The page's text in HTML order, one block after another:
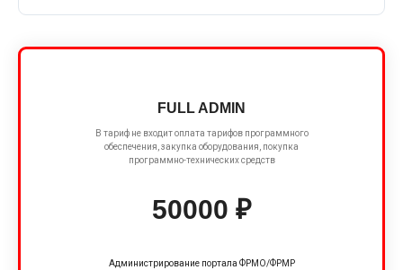
FULL ADMIN
В тариф не входит оплата тарифов программного
обеспечения, закупка оборудования, покупка
программно-технических средств
50000 ₽
Администрирование портала ФРМО/ФРМР